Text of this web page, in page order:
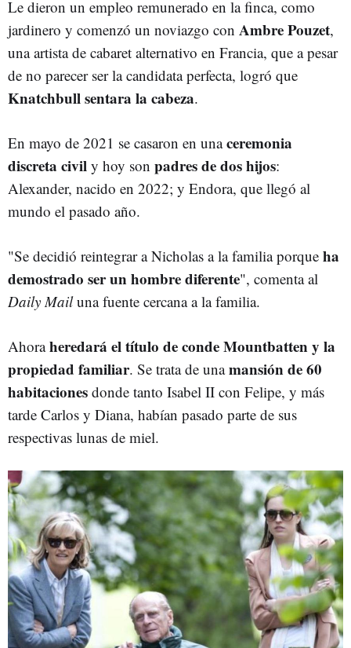
Le dieron un empleo remunerado en la finca, como
jardinero y comenzó un noviazgo con Ambre Pouzet,
una artista de cabaret alternativo en Francia, que a pesar
de no parecer ser la candidata perfecta, logró que
Knatchbull sentara la cabeza.
En mayo de 2021 se casaron en unaceremonia
discreta civil y hoy son padres de dos hijos:
Alexander, nacido en 2022; y Endora, que llegó al
mundo el pasado año.
"Se decidió reintegrar a Nicholas a la familia porque ha
demostrado ser un hombre diferente", comenta al
Daily Mailuna fuente cercana a la familia.
Ahoraheredará el título de conde Mountbatten y la
propiedad familiar. Se trata de unamansión de 60
habitaciones donde tanto Isabel II con Felipe, y más
tarde Carlos y Diana, habían pasado parte de sus
respectivas lunas de miel.